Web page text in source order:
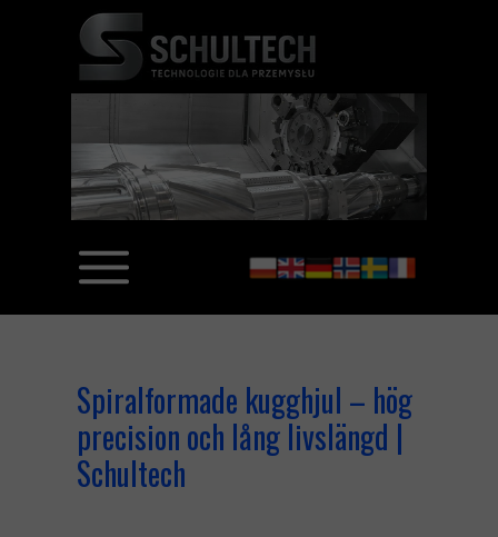
Spiralformade kugghjul – hög
precision och lång livslängd |
Schultech